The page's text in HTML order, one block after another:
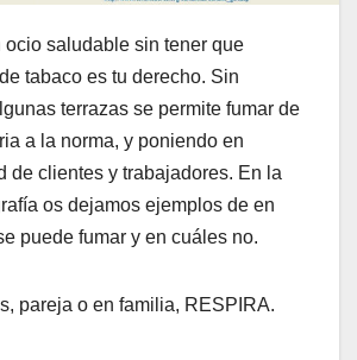
ocio saludable sin tener que
tabaco es tu derecho. Sin
terrazas se permite fumar de
a la norma, y poniendo en
de clientes y trabajadores. En la
os dejamos ejemplos de en
puede fumar y en cuáles no.
pareja o en familia, RESPIRA.